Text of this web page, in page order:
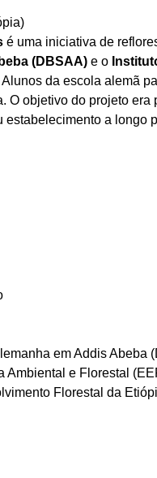
é uma iniciativa de
(DBSAA) e o
Alunos da escola alemã
O objetivo do projeto era
estabelecimento a longo
em Addis Abeba
Ambiental e Florestal
Florestal da